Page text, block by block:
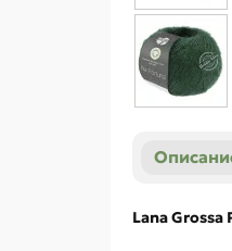
Lana Grossa